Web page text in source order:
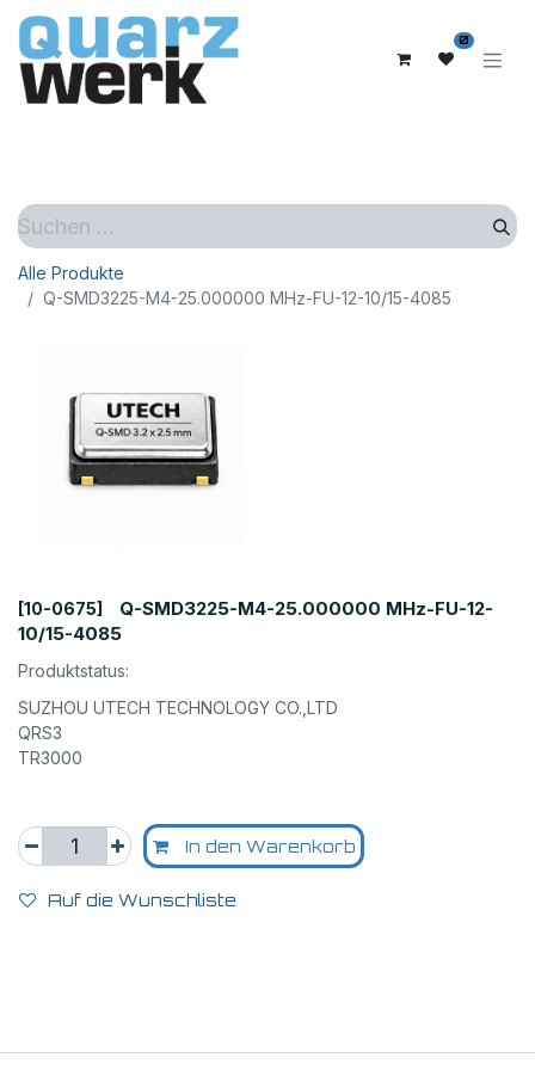
0
Alle Produkte
Q-SMD3225-M4-25.000000 MHz-FU-12-10/15-4085
[10-0675]
Q-SMD3225-M4-25.000000 MHz-FU-12-
10/15-4085
Produktstatus:
SUZHOU UTECH TECHNOLOGY CO.,LTD
QRS3
TR3000
In den Warenkorb
Auf die Wunschliste